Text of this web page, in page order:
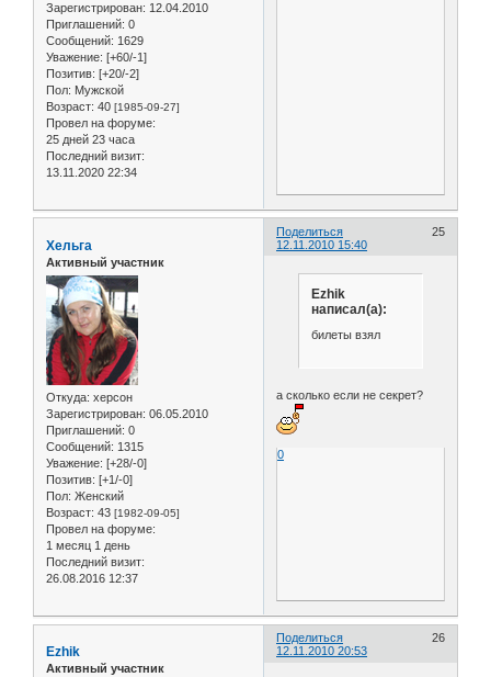
Зарегистрирован: 12.04.2010
Приглашений: 0
Сообщений: 1629
Уважение: [+60/-1]
Позитив: [+20/-2]
Пол: Мужской
Возраст: 40 [1985-09-27]
Провел на форуме:
25 дней 23 часа
Последний визит:
13.11.2020 22:34
Поделиться
25
12.11.2010 15:40
Хельга
Активный участник
Откуда: херсон
Зарегистрирован: 06.05.2010
Приглашений: 0
Сообщений: 1315
Уважение: [+28/-0]
Позитив: [+1/-0]
Пол: Женский
Возраст: 43 [1982-09-05]
Провел на форуме:
1 месяц 1 день
Последний визит:
26.08.2016 12:37
Ezhik
написал(а):
билеты взял
а сколько если не секрет?
0
Поделиться
26
12.11.2010 20:53
Ezhik
Активный участник